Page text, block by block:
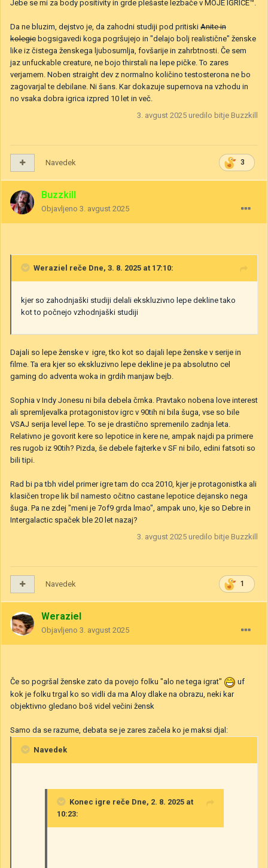
Jebe se mi za body positivity in grde plešaste lezbače v MOJE IGRICE™.
Da ne bluzim, dejstvo je, da zahodni studiji pod pritiski Anite in
kolegic bogsigavedi koga pogršujejo in "delajo bolj realistične" ženske
like iz čistega ženskega ljubosumlja, fovšarije in zahrbtnosti. Če sem
jaz unfuckable creature, ne bojo thirstali na lepe pičke. To zares
verjamem. Noben straight dev z normalno količino testosterona ne bo
zagovarjal te debilane. Ni šans. Kar dokazuje supernova na vzhodu in
no vsaka dobra igrica izpred 10 let in več.
3. avgust 2025 uredilo bitje Buzzkill
3
Navedek
Buzzkill
Objavljeno 3. avgust 2025
Weraziel reče Dne, 3. 8. 2025 at 17:10:
kjer so zahodnjaški studiji delali ekskluzivno lepe dekline tako
kot to počnejo vzhodnjaški studiji
Dajali so lepe ženske v igre, tko kot so dajali lepe ženske v serije in
filme. Ta era kjer so ekskluzivno lepe dekline je pa absolutno cel
gaming do adventa woka in grdih manjaw bejb.
Sophia v Indy Jonesu ni bila debela črnka. Pravtako nobena love interest
ali spremljevalka protagonistov igrc v 90tih ni bila šuga, vse so bile
VSAJ serija level lepe. To se je drastično spremenilo zadnja leta.
Relativno je govorit kere so lepotice in kere ne, ampak najdi pa primere
res rugob iz 90tih? Pizda, še debele fajterke v SF ni bilo, edini fatsoti so
bili tipi.
Rad bi pa tbh videl primer igre tam do cca 2010, kjer je protagonistka ali
klasičen trope lik bil namesto očitno castane lepotice dejansko nega
šuga. Pa ne zdej "meni je 7of9 grda lmao", ampak uno, kje so Debre in
Intergalactic spaček ble 20 let nazaj?
3. avgust 2025 uredilo bitje Buzzkill
1
Navedek
Weraziel
Objavljeno 3. avgust 2025
Če so pogršal ženske zato da povejo folku "alo ne tega igrat"
uf
kok je folku trgal ko so vidli da ma Aloy dlake na obrazu, neki kar
objektivno gledano boš videl večini žensk
Samo da se razume, debata se je zares začela ko je maksi djal:
Navedek
Konec igre reče Dne, 2. 8. 2025 at
10:23: